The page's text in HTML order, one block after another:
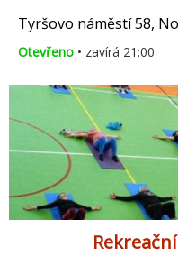
Tyršovo náměstí 58,
Otevřeno • zavírá 21:00